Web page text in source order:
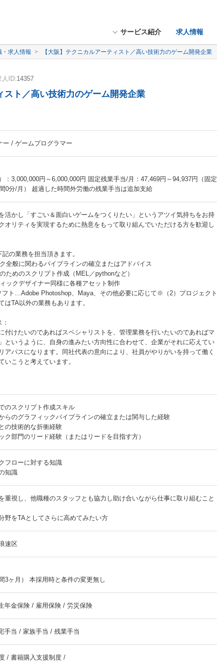
サービス紹介 求人情報
求人情報 【大阪】テクニカルアーティスト／高い技術力のゲーム開発企業
人ID:14357
スト／高い技術力のゲーム開発企業
ー / ゲームプログラマー
：3,000,000円～6,000,000円 固定残業手当/月：47,469円～94,937円（固定
0分/月） 超過した時間外労働の残業手当は追加支給
活かし「すごい＆面白いゲームをつくりたい」というアツイ気持ちをお持
オリティを実現するために熱意をもって取り組んでいただける方を歓迎し
の業務を担当頂きます。
全般に関わるパイプラインの確立またはアドバイス
ためのスクリプト作成（MEL／pythonなど）
ックデザイナー同様に各種アセット制作
ト…Adobe Photoshop、Maya、その他必要に応じて※（2）プロジェクト
はTA以外の業務もあります。
付けたいのであればスペシャリストを、管理業務を行いたいのであればマ
というように、自身の進みたい方向性に合わせて、企業がそれに応えてい
アパスになります。同社代表の意向により、社員がやりがいを持って働く
いこうと考えています。
のスクリプト作成スキル
らのグラフィックパイプラインの確立または関与した経験
の技術的な折衝経験
ク部門のリード経験（またはリードを目指す方）
フローに対する知識
知識
重視し、他職種のスタッフとも協力し助け合いながら仕事に取り組むこと
野をTAとしてさらに高めてみたい方
速区
3ヶ月） 本採用時と条件の変更無し
年金保険 / 雇用保険 / 労災保険
手当 / 家族手当 / 残業手当
/ 書籍購入支援制度 /